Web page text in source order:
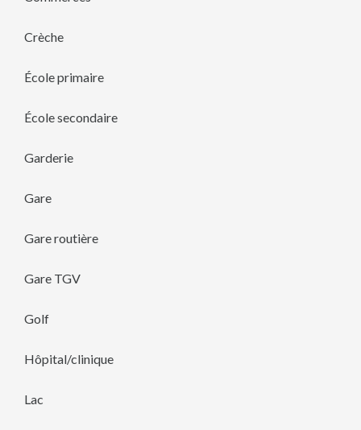
Crèche
École primaire
École secondaire
Garderie
Gare
Gare routière
Gare TGV
Golf
Hôpital/clinique
Lac